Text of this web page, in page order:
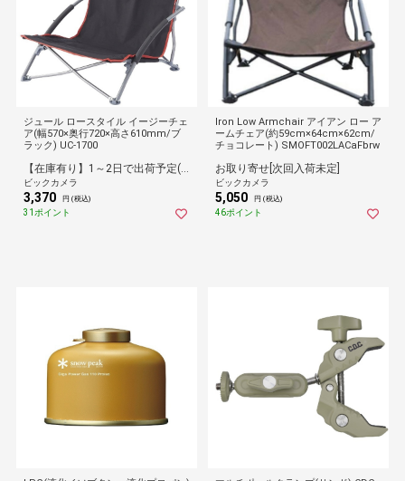
ジュール ロースタイル イージーチェ
ア(幅570×奥行720×高さ610mm/ブ
ラック) UC-1700
ビックカメラ
3,370 円 (税込)
31ポイント
lron Low Armchair アイアン ロー ア
ームチェア(約59cm×64cm×62cm/
チョコレート) SMOFT002LACaFbrw
お取り寄せ[次回入荷未定]
ビックカメラ
5,050 円 (税込)
46ポイント